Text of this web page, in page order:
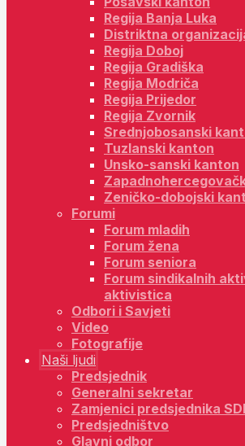
Regija Banja Luka
Distriktna
Regija Doboj
Regija Gradiška
Regija Modriča
Regija Prijedor
Regija Zvornik
Srednjobosanski
Tuzlanski kanton
Unsko-sanski kanton
Zeničko-dobojski
Forumi
Forum mladih
Forum žena
Forum seniora
Forum sindikalnih
aktivistica
Odbori i Savjeti
Video
Fotografije
Naši ljudi
Predsjednik
Generalni sekretar
Zamjenici predsjednika
Predsjedništvo
Glavni odbor